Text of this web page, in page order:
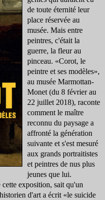
de toute éternité leur
place réservée au
musée. Mais entre
peintres, c'était la
guerre, la fleur au
pinceau. «Corot, le
peintre et ses modèles»,
au musée Marmottan-
Monet (du 8 février au
22 juillet 2018), raconte
comment le maître
reconnu du paysage a
affronté la génération
suivante et s'est mesuré
aux grands portraitistes
et peintres de nus plus
jeunes que lui.
exposition, sait qu'un
d'art a écrit «le suicide